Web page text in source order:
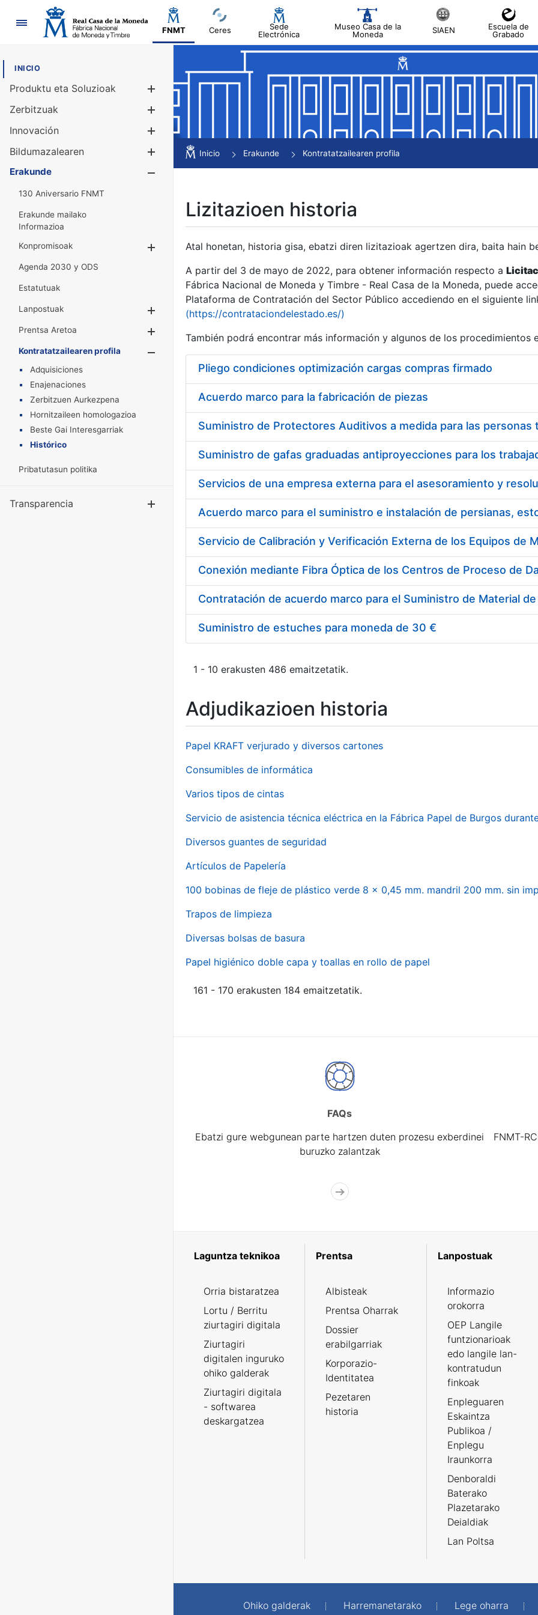
Nabigazioa
FNMT Ceres
Sede
Electrónica
Museo Casa de la
Moneda
SIAEN
Escuela de
Grabado
INICIO
Produktu eta Soluzioak
Erakutsi/Ezkutatu
Zerbitzuak
Innovación
Bildumazalearen
Erakutsi/Ezkutatu
Erakunde
130 Aniversario FNMT
Erakunde mailako
Informazioa
Konpromisoak
Erakutsi/Ezkutatu
Agenda 2030 y ODS
Estatutuak
Lanpostuak
Erakutsi/Ezkutatu
Prentsa Aretoa
Erakutsi/Ezkutatu
Kontratatzailearen profila
Erakutsi/Ezkutatu
Adquisiciones
Enajenaciones
Zerbitzuen Aurkezpena
Hornitzaileen homologazioa
Beste Gai Interesgarriak
Histórico
Pribatutasun politika
Transparencia Erakutsi/Ezkutatu
Inicio Erakunde Kontratatzailearen profila
Lizitazioen historia
Atal honetan, historia gisa, ebatzi diren lizitazioak agertzen dira, baita hain
A partir del 3 de mayo de 2022, para obtener información respecto a
Fábrica Nacional de Moneda y Timbre - Real Casa de la Moneda, puede
Plataforma de Contratación del Sector Público accediendo en el siguiente
(https://contrataciondelestado.es/)
También podrá encontrar más información y algunos de los procedimientos
Pliego condiciones optimización cargas compras firmado
Acuerdo marco para la fabricación de piezas
Acuerdo marco para el suministro e instalación de persianas,
Suministro de estuches para moneda de 30 €
1 - 10 erakusten 486 emaitzetatik.
Adjudikazioen historia
Papel KRAFT verjurado y diversos cartones
Consumibles de informática
Varios tipos de cintas
Servicio de asistencia técnica eléctrica en la Fábrica Papel de Burgos
Diversos guantes de seguridad
Artículos de Papelería
100 bobinas de fleje de plástico verde 8 x 0,45 mm. mandril 200 mm. sin
Trapos de limpieza
Diversas bolsas de basura
Papel higiénico doble capa y toallas en rollo de papel
161 - 170 erakusten 184 emaitzetatik.
FAQs
Ebatzi gure webgunean parte hartzen duten prozesu exberdinei
buruzko zalantzak
FNMT-
Laguntza teknikoa
Orria bistaratzea
Lortu / Berritu
ziurtagiri digitala
Ziurtagiri
digitalen inguruko
ohiko galderak
Ziurtagiri digitala
- softwarea
deskargatzea
Prentsa
Albisteak
Prentsa Oharrak
Dossier
erabilgarriak
Korporazio-
Identitatea
Pezetaren
historia
Lanpostuak
Informazio
orokorra
OEP Langile
funtzionarioak
edo langile lan-
kontratudun
finkoak
Enpleguaren
Eskaintza
Publikoa /
Enplegu
Iraunkorra
Denboraldi
Baterako
Plazetarako
Deialdiak
Lan Poltsa
Ohiko galderak Harremanetarako Lege oharra